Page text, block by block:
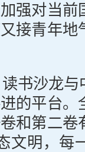
强对当前
接青年地
书沙龙
的平台。
和第二卷
文明，每